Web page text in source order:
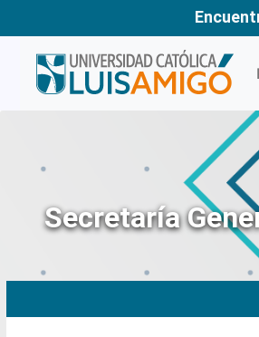
Secretaría